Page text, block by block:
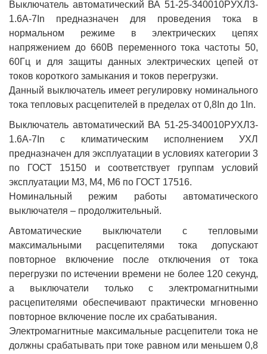
Выключатель автоматический ВА 51-25-340010РУХЛ3-
1.6А-7In предназначен для проведения тока в
нормальном режиме в электрических цепях
напряжением до 660В переменного тока частоты 50,
60Гц и для защиты данных электрических цепей от
токов короткого замыкания и токов перегрузки.
Данный выключатель имеет регулировку номинального
тока тепловых расцепителей в пределах от 0,8In до 1In.
Выключатель автоматический ВА 51-25-340010РУХЛ3-
1.6А-7In с климатическим исполнением УХЛ
предназначен для эксплуатации в условиях категории 3
по ГОСТ 15150 и соответствует группам условий
эксплуатации М3, М4, М6 по ГОСТ 17516.
Номинальный режим работы автоматического
выключателя – продолжительный.
Автоматические выключатели с тепловыми
максимальными расцепителями тока допускают
повторное включение после отключения от тока
перегрузки по истечении времени не более 120 секунд,
а выключатели только с электромагнитными
расцепителями обеспечивают практически мгновенно
повторное включение после их срабатывания.
Электромагнитные максимальные расцепители тока не
должны срабатывать при токе равном или меньшем 0,8